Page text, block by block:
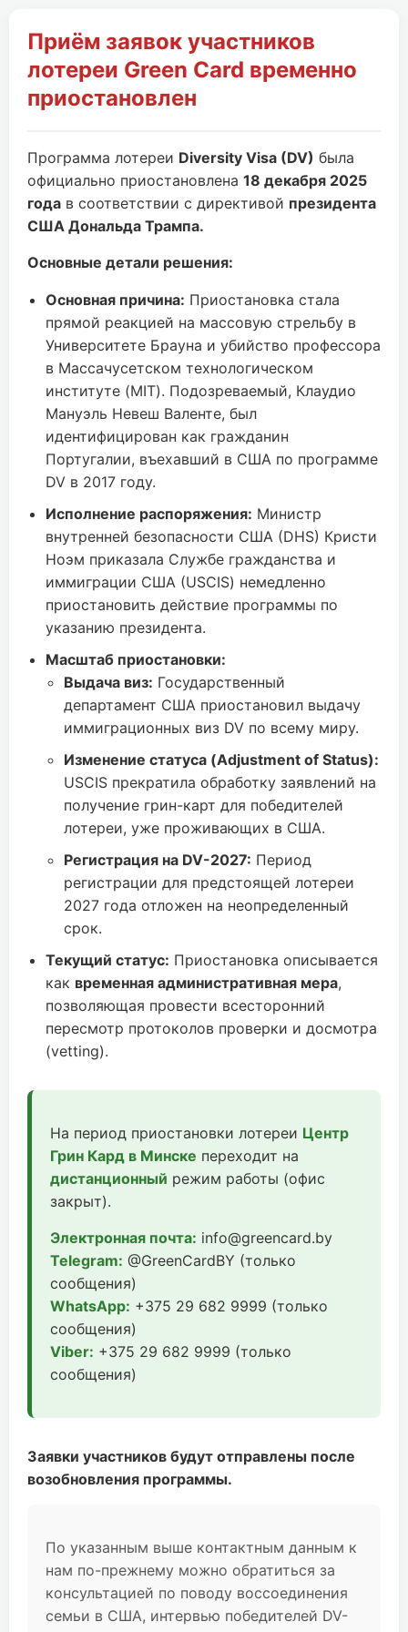
Приём заявок участников
лотереи Green Card временно
приостановлен
Программа лотереи Diversity Visa (DV) была
официально приостановлена 18 декабря 2025
года в соответствии с директивой президента
США Дональда Трампа.
Основные детали решения:
Основная причина: Приостановка стала
прямой реакцией на массовую стрельбу в
Университете Брауна и убийство профессора
в Массачусетском технологическом
институте (MIT). Подозреваемый, Клаудио
Мануэль Невеш Валенте, был
идентифицирован как гражданин
Португалии, въехавший в США по программе
DV в 2017 году.
Исполнение распоряжения: Министр
внутренней безопасности США (DHS) Кристи
Ноэм приказала Службе гражданства и
иммиграции США (USCIS) немедленно
приостановить действие программы по
указанию президента.
Масштаб приостановки:
Выдача виз: Государственный
департамент США приостановил выдачу
иммиграционных виз DV по всему миру.
Изменение статуса (Adjustment of Status):
USCIS прекратила обработку заявлений на
получение грин-карт для победителей
лотереи, уже проживающих в США.
Регистрация на DV-2027: Период
регистрации для предстоящей лотереи
2027 года отложен на неопределенный
срок.
Текущий статус: Приостановка описывается
как временная административная мера,
позволяющая провести всесторонний
пересмотр протоколов проверки и досмотра
(vetting).
На период приостановки лотереи Центр
Грин Кард в Минске переходит на
дистанционный режим работы (офис
закрыт).
Электронная почта: info@greencard.by
Telegram: @GreenCardBY (только
сообщения)
WhatsApp: +375 29 682 9999 (только
сообщения)
Viber: +375 29 682 9999 (только
сообщения)
Заявки участников будут отправлены после
возобновления программы.
По указанным выше контактным данным к
нам по-прежнему можно обратиться за
консультацией по поводу воссоединения
семьи в США, интервью победителей DV-